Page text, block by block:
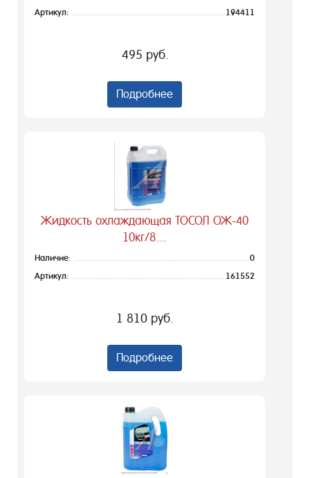
Артикул:
194411
495 руб.
Подробнее
Жидкость охлаждающая ТОСОЛ ОЖ-40
10кг/8....
Наличие:
0
Артикул:
161552
1 810 руб.
Подробнее